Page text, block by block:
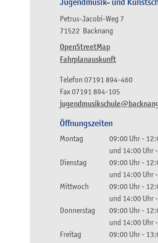
Jugendmusik- und
Petrus-Jacobi-Weg 7
71522 Backnang
OpenStreetMap
Fahrplanauskunft
Telefon 07191 894-460
Fax07191 894-105
Öffnungszeiten
Montag 09:00 Uhr-
und 14:00 Uhr-
Dienstag
09:00 Uhr-
und 14:00 Uhr-
Mittwoch
09:00 Uhr-
und 14:00 Uhr-
Donnerstag
09:00 Uhr-
und 14:00 Uhr-
Freitag
09:00 Uhr-